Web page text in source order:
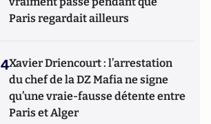
Paris regardait ailleurs
4Xavier Driencourt : l’arrestation
du chef de la DZ Mafia ne signe
qu’une vraie-fausse détente entre
Paris et Alger